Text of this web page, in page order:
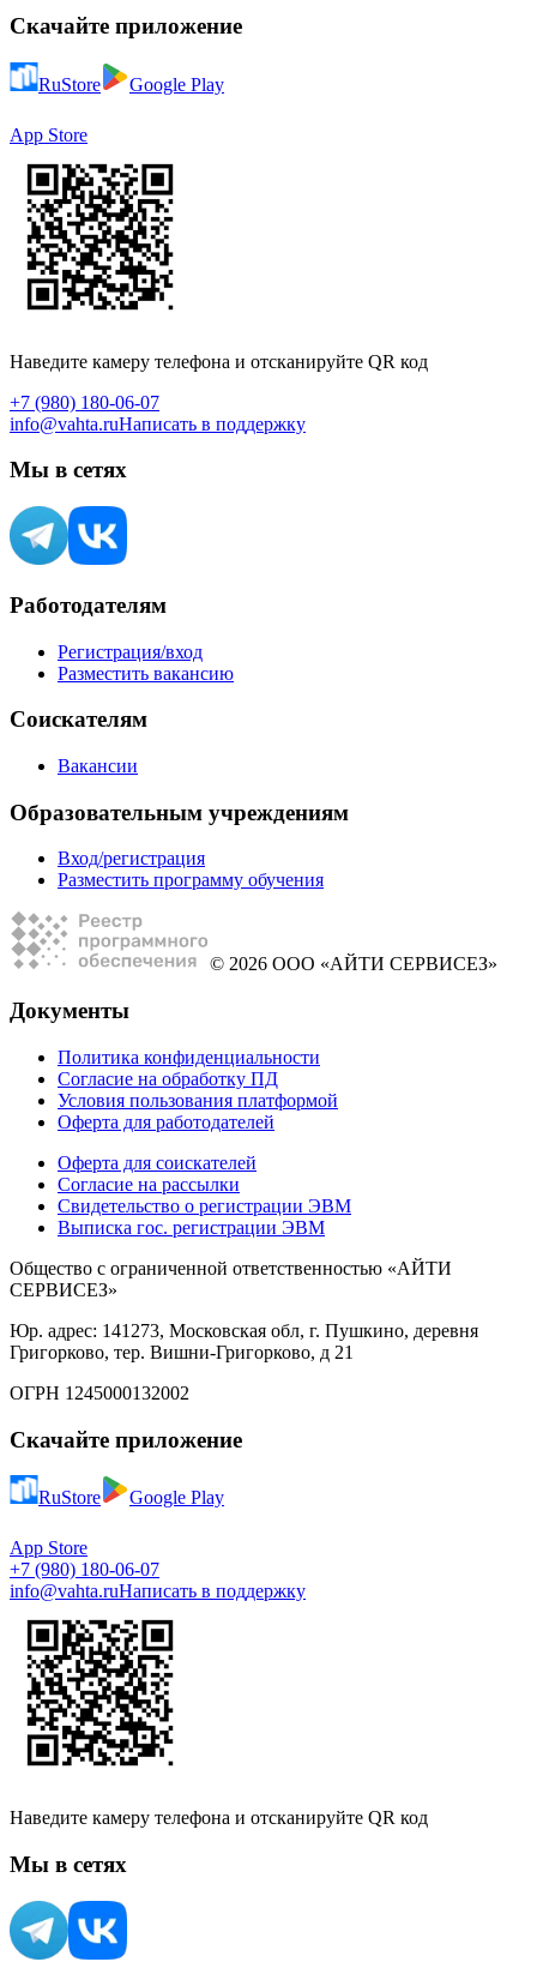
Скачайте приложение
RuStore Google Play
App Store
Наведите камеру телефона и отсканируйте QR код
+7 (980) 180-06-07
info@vahta.ruНаписать в поддержку
Мы в сетях
Работодателям
Регистрация/вход
Разместить вакансию
Соискателям
Вакансии
Образовательным учреждениям
Вход/регистрация
Разместить программу обучения
© 2026 ООО «АЙТИ СЕРВИСЕЗ»
Документы
Политика конфиденциальности
Согласие на обработку ПД
Условия пользования платформой
Оферта для работодателей
Оферта для соискателей
Согласие на рассылки
Свидетельство о регистрации ЭВМ
Выписка гос. регистрации ЭВМ
Общество с ограниченной ответственностью «АЙТИ
СЕРВИСЕЗ»
Юр. адрес: 141273, Московская обл, г. Пушкино, деревня
Григорково, тер. Вишни-Григорково, д 21
ОГРН 1245000132002
Скачайте приложение
RuStore Google Play
App Store
+7 (980) 180-06-07
info@vahta.ruНаписать в поддержку
Наведите камеру телефона и отсканируйте QR код
Мы в сетях